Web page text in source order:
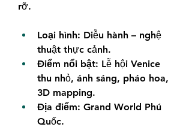
rỡ.
Loại hình: Diễu hành – nghệ
thuật thực cảnh.
Điểm nổi bật: Lễ hội Venice
thu nhỏ, ánh sáng, pháo hoa,
3D mapping.
Địa điểm: Grand World Phú
Quốc.